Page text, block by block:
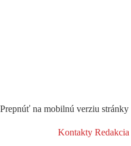
Prepnúť na mobilnú verziu stránky
Kontakty Redakcia